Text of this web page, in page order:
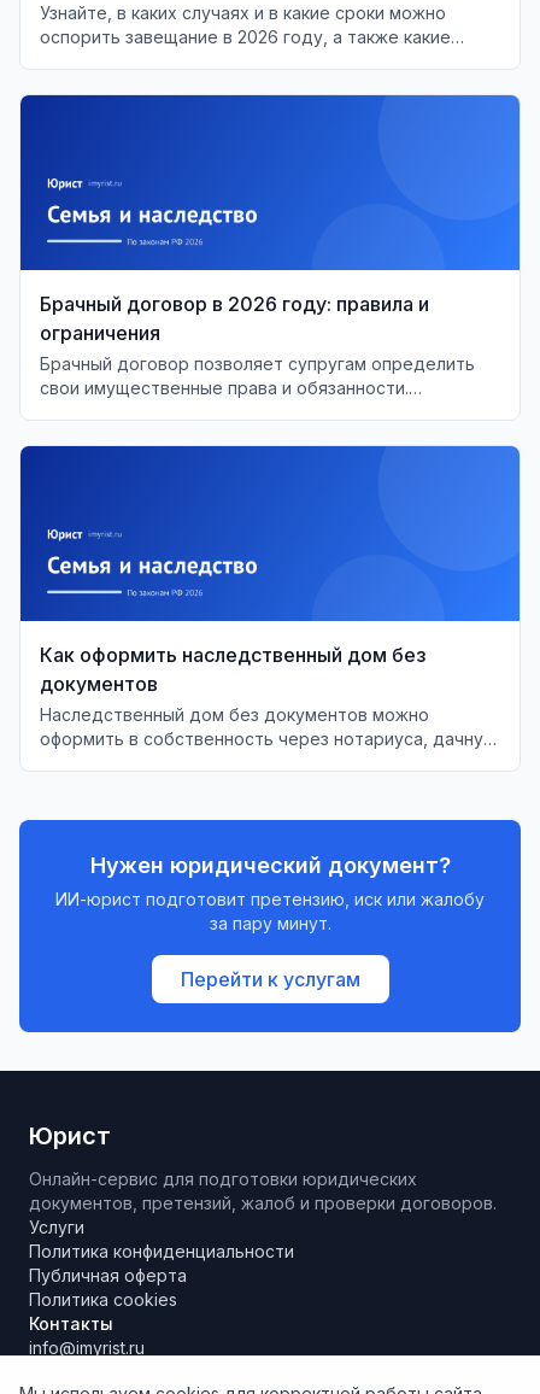
Узнайте, в каких случаях и в какие сроки можно
оспорить завещание в 2026 году, а также какие
Брачный договор в 2026 году: правила и
ограничения
Брачный договор позволяет супругам определить
свои имущественные права и обязанности.
Как оформить наследственный дом без
документов
Наследственный дом без документов можно
оформить в собственность через нотариуса, дачную
Нужен юридический документ?
ИИ-юрист подготовит претензию, иск или жалобу
за пару минут.
Перейти к услугам
Юрист
Онлайн-сервис для подготовки юридических
документов, претензий, жалоб и проверки договоров.
Услуги
Политика конфиденциальности
Публичная оферта
Политика cookies
Контакты
info@imyrist.ru